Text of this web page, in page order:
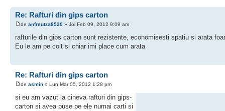
Re: Rafturi din gips carton
de anfreutza8520 » Joi Feb 09, 2012 9:09 am
rafturile din gips carton sunt rezistente, economisesti spatiu si arata
Eu le am pe colt si chiar imi place cum arata
Re: Rafturi din gips carton
de asmin » Lun Mar 05, 2012 1:28 pm
si eu am vazut la cineva rafturi din gips-
carton si avea puse pe ele numai carti si